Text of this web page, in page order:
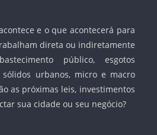
e o que acontecerá para
direta ou indiretamente
público, esgotos
sólidos urbanos, micro e macro
as próximas leis, investimentos
sua cidade ou seu negócio?